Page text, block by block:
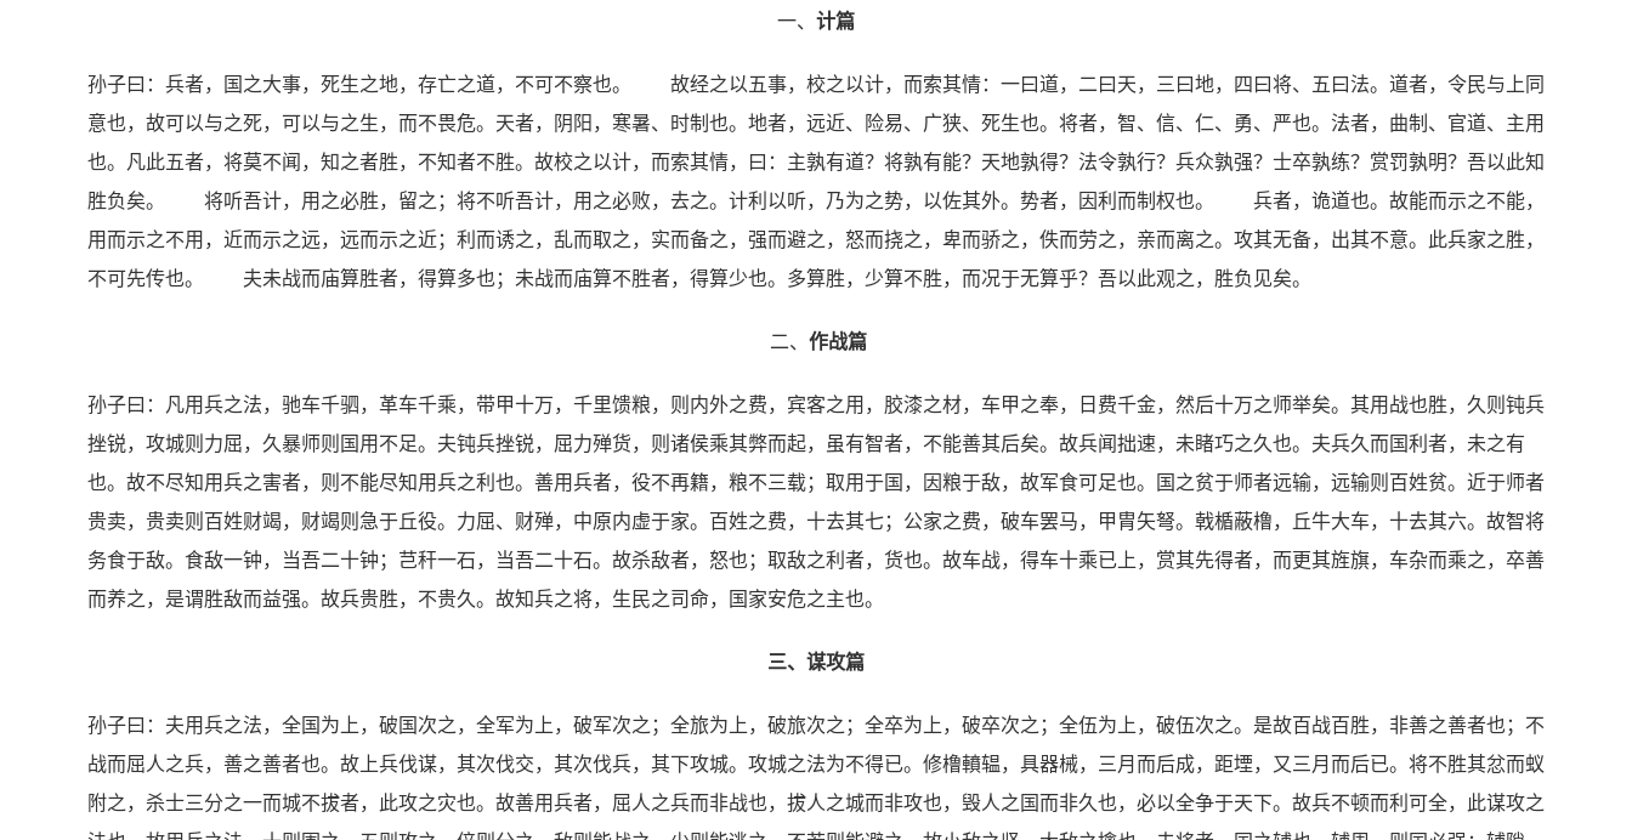
一、 计篇
孙子曰：兵者，国之大事，死生之地，存亡之道，不可不察也。 故经之以五事，校之以计，而索其情：一曰道，二曰天，三曰地，四曰将、五曰法。道者，令民与上同
意也，故可以与之死，可以与之生，而不畏危。天者，阴阳，寒暑、时制也。地者，远近、险易、广狭、死生也。将者，智、信、仁、勇、严也。法者，曲制、官道、主用
也。凡此五者，将莫不闻，知之者胜，不知者不胜。故校之以计，而索其情，曰：主孰有道？将孰有能？天地孰得？法令孰行？兵众孰强？士卒孰练？赏罚孰明？吾以此知
胜负矣。 将听吾计，用之必胜，留之；将不听吾计，用之必败，去之。计利以听，乃为之势，以佐其外。势者，因利而制权也。 兵者，诡道也。故能而示之不能，
用而示之不用，近而示之远，远而示之近；利而诱之，乱而取之，实而备之，强而避之，怒而挠之，卑而骄之，佚而劳之，亲而离之。攻其无备，出其不意。此兵家之胜，
不可先传也。 夫未战而庙算胜者，得算多也；未战而庙算不胜者，得算少也。多算胜，少算不胜，而况于无算乎？吾以此观之，胜负见矣。
二、 作战篇
孙子曰：凡用兵之法，驰车千驷，革车千乘，带甲十万，千里馈粮，则内外之费，宾客之用，胶漆之材，车甲之奉，日费千金，然后十万之师举矣。其用战也胜，久则钝兵
挫锐，攻城则力屈，久暴师则国用不足。夫钝兵挫锐，屈力殚货，则诸侯乘其弊而起，虽有智者，不能善其后矣。故兵闻拙速，未睹巧之久也。夫兵久而国利者，未之有
也。故不尽知用兵之害者，则不能尽知用兵之利也。善用兵者，役不再籍，粮不三载；取用于国，因粮于敌，故军食可足也。国之贫于师者远输，远输则百姓贫。近于师者
贵卖，贵卖则百姓财竭，财竭则急于丘役。力屈、财殚，中原内虚于家。百姓之费，十去其七；公家之费，破车罢马，甲胄矢弩。戟楯蔽橹，丘牛大车，十去其六。故智将
务食于敌。食敌一钟，当吾二十钟；芑秆一石，当吾二十石。故杀敌者，怒也；取敌之利者，货也。故车战，得车十乘已上，赏其先得者，而更其旌旗，车杂而乘之，卒善
而养之，是谓胜敌而益强。故兵贵胜，不贵久。故知兵之将，生民之司命，国家安危之主也。
三、谋攻篇
孙子曰：夫用兵之法，全国为上，破国次之，全军为上，破军次之；全旅为上，破旅次之；全卒为上，破卒次之；全伍为上，破伍次之。是故百战百胜，非善之善者也；不
战而屈人之兵，善之善者也。故上兵伐谋，其次伐交，其次伐兵，其下攻城。攻城之法为不得已。修橹轒辒，具器械，三月而后成，距堙，又三月而后已。将不胜其忿而蚁
附之，杀士三分之一而城不拔者，此攻之灾也。故善用兵者，屈人之兵而非战也，拔人之城而非攻也，毁人之国而非久也，必以全争于天下。故兵不顿而利可全，此谋攻之